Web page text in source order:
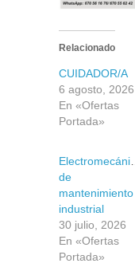
Relacionado
CUIDADOR/A
6 agosto, 2026
En «Ofertas
Portada»
de
mantenimiento
industrial
30 julio, 2026
En «Ofertas
Portada»